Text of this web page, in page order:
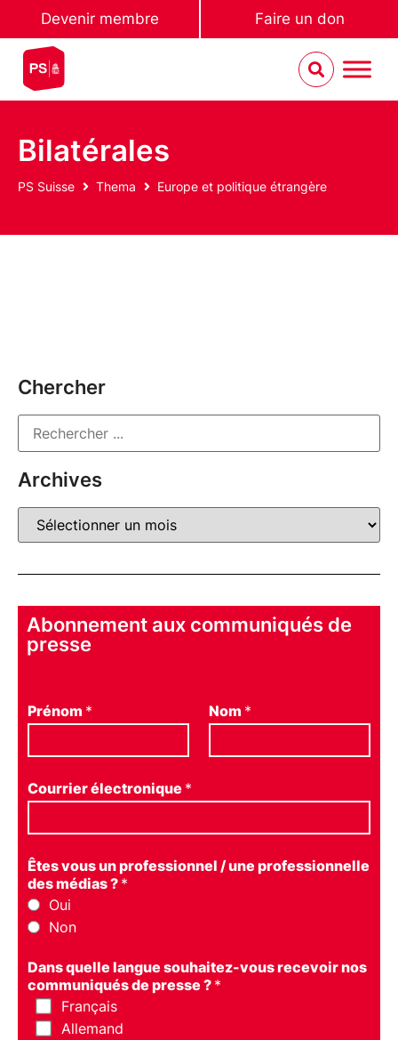
Devenir membre Faire un don
Bilatérales
PS Suisse Thema Europe et politique étrangère
Chercher
Archives
Abonnement aux communiqués de
presse
Prénom * Nom *
Courrier électronique *
Êtes vous un professionnel / une professionnelle
des médias ? *
Oui
Non
Dans quelle langue souhaitez-vous recevoir nos
communiqués de presse ? *
Français
Allemand